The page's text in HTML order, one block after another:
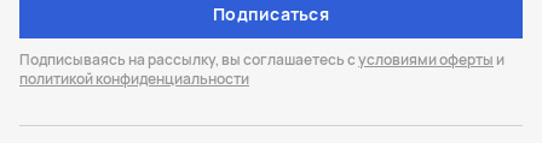
Подписаться
Подписываясь на рассылку, вы соглашаетесь сусловиями оферты и
политикой конфиденциальности